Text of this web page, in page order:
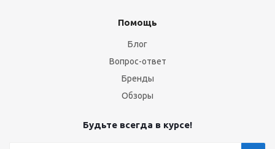
Помощь
Блог
Вопрос-ответ
Бренды
Обзоры
Будьте всегда в курсе!